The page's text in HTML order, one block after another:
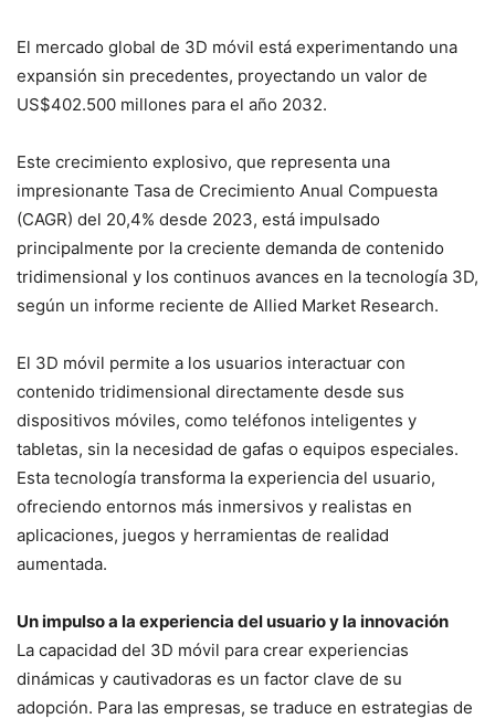
El mercado global de 3D móvil está experimentando una
expansión sin precedentes, proyectando un valor de
US$402.500 millones para el año 2032.
Este crecimiento explosivo, que representa una
impresionante Tasa de Crecimiento Anual Compuesta
(CAGR) del 20,4% desde 2023, está impulsado
principalmente por la creciente demanda de contenido
tridimensional y los continuos avances en la tecnología 3D,
según un informe reciente de Allied Market Research.
El 3D móvil permite a los usuarios interactuar con
contenido tridimensional directamente desde sus
dispositivos móviles, como teléfonos inteligentes y
tabletas, sin la necesidad de gafas o equipos especiales.
Esta tecnología transforma la experiencia del usuario,
ofreciendo entornos más inmersivos y realistas en
aplicaciones, juegos y herramientas de realidad
aumentada.
Un impulso a la experiencia del usuario y la innovación
La capacidad del 3D móvil para crear experiencias
dinámicas y cautivadoras es un factor clave de su
adopción. Para las empresas, se traduce en estrategias de